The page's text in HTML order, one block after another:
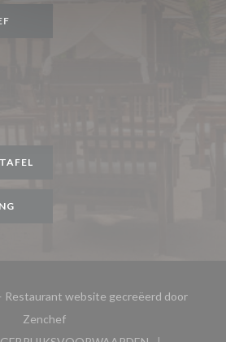
Restaurant website gecreëerd door
Zenchef((opent in een nieuw venster))